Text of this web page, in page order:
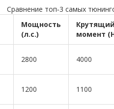
Сравнение топ‑3 самых
Мощность
(л.с.)
Крутящий
момент
2800 4000
1200 1100